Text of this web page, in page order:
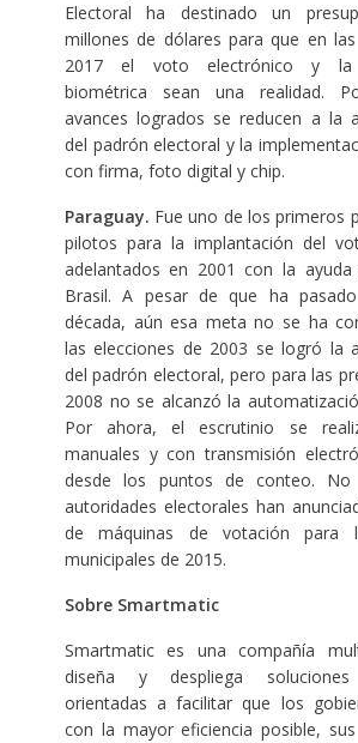
Electoral ha destinado un
millones de dólares para que en
2017 el voto electrónico y la
biométrica sean una realidad.
avances logrados se reducen a la
del padrón electoral y la
con firma, foto digital y chip.
Paraguay. Fue uno de los primeros
pilotos para la implantación del
adelantados en 2001 con la
Brasil. A pesar de que ha
década, aún esa meta no se ha
las elecciones de 2003 se logró la
del padrón electoral, pero para las
2008 no se alcanzó la
Por ahora, el escrutinio se
manuales y con transmisión
desde los puntos de conteo. No
autoridades electorales han
de máquinas de votación para
municipales de 2015.
Sobre Smartmatic
Smartmatic es una compañía
diseña y despliega soluciones
orientadas a facilitar que los
con la mayor eficiencia posible,